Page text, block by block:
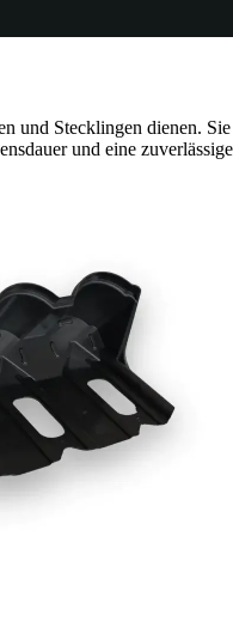
Stecklingen dienen.
und eine